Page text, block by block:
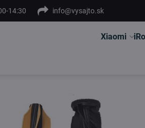
14:30 info@vysajto.sk
Xiaomi